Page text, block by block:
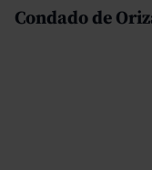
Condado de